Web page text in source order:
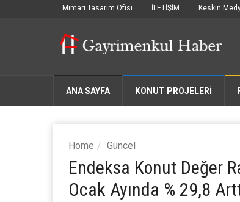
Mimari Tasarım Ofisi İLETİŞİM Keskin
ANA SAYFA KONUT PROJELERİ
Home Güncel
Endeksa Konut Değer
Ocak Ayında % 29,8